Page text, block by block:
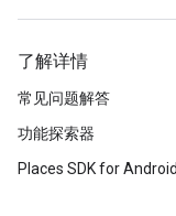
了解详情
常见问题解答
功能探索器
Places SDK for Android